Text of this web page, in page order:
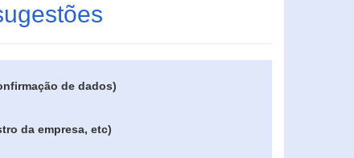
de dados)
da empresa, etc)